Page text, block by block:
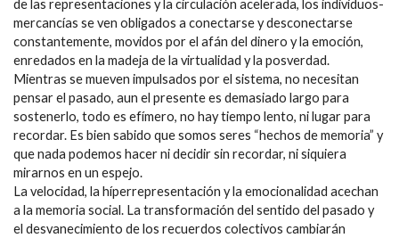
de las representaciones y la circulación acelerada, los individuos-
mercancías se ven obligados a conectarse y desconectarse
constantemente, movidos por el afán del dinero y la emoción,
enredados en la madeja de la virtualidad y la posverdad.
Mientras se mueven impulsados por el sistema, no necesitan
pensar el pasado, aun el presente es demasiado largo para
sostenerlo, todo es efímero, no hay tiempo lento, ni lugar para
recordar. Es bien sabido que somos seres “hechos de memoria” y
que nada podemos hacer ni decidir sin recordar, ni siquiera
mirarnos en un espejo.
La velocidad, la híperrepresentación y la emocionalidad acechan
a la memoria social. La transformación del sentido del pasado y
el desvanecimiento de los recuerdos colectivos cambiarán